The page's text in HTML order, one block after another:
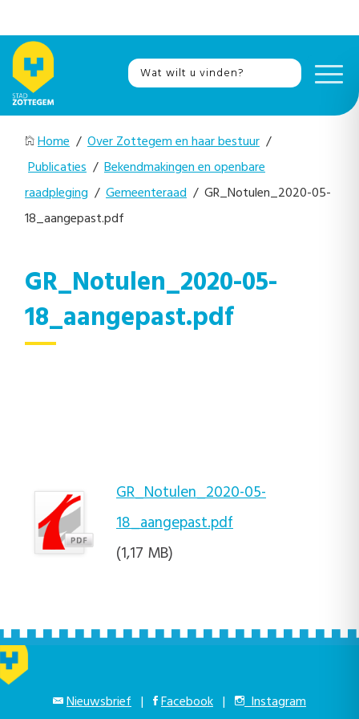
Home / Over Zottegem en haar bestuur /
Publicaties / Bekendmakingen en openbare
raadpleging / Gemeenteraad / GR_Notulen_2020-05-
18_aangepast.pdf
GR_Notulen_2020-05-
18_aangepast.pdf
GR_Notulen_2020-05-
18_aangepast.pdf
(1,17 MB)
Nieuwsbrief | Facebook | Instagram